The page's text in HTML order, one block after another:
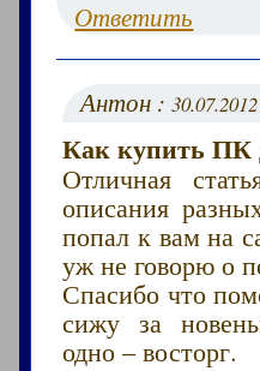
Ответить
Антон :
Как купить ПК
Отличная
описания
попал к вам на
уж не говорю о
Спасибо что
сижу за
одно – восторг.